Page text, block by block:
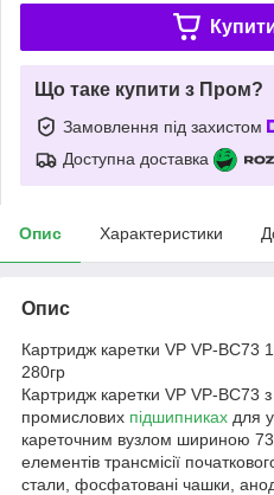
Що таке купити з Пром?
Замовлення під захистом
Доступна доставка
Опис Характеристики
Опис
Картридж каретки VP VP-BC73
280гр
Картридж каретки VP VP-BC73
промислових підшипниках для
кареточним вузлом шириною
елементів трансмісії
стали, фосфатовані чашки,